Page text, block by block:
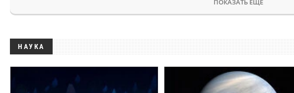
ПОКАЗАТЬ ЕЩЕ
НАУКА